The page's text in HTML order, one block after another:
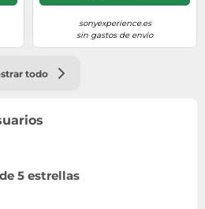
sonyexperience.es
sin gastos de envío
todo
5 estrellas